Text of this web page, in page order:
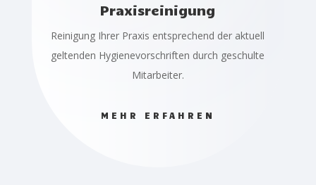
Praxisreinigung
Reinigung Ihrer Praxis entsprechend der aktuell
geltenden Hygienevorschriften durch geschulte
Mitarbeiter.
MEHR ERFAHREN